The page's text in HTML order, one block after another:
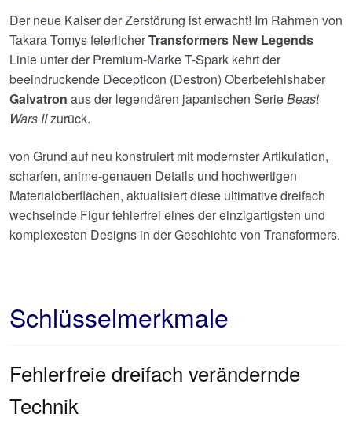
Der neue Kaiser der Zerstörung ist erwacht! Im Rahmen von
Takara Tomys feierlicherTransformers New Legends
Linie unter der Premium-Marke T-Spark kehrt der
beeindruckende Decepticon (Destron) Oberbefehlshaber
Galvatron aus der legendären japanischen SerieBeast
Wars IIzurück.
von Grund auf neu konstruiert mit modernster Artikulation,
scharfen, anime-genauen Details und hochwertigen
Materialoberflächen, aktualisiert diese ultimative dreifach
wechselnde Figur fehlerfrei eines der einzigartigsten und
komplexesten Designs in der Geschichte von Transformers.
Schlüsselmerkmale
Fehlerfreie dreifach verändernde
Technik